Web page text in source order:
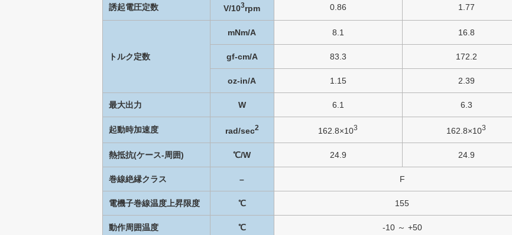
誘起電圧定数 V/103rpm 0.86 1.77
トルク定数
mNm/A 8.1 16.8
gf-cm/A 83.3 172.2
oz-in/A 1.15 2.39
最大出力 W 6.1 6.3
起動時加速度 rad/sec2 162.8×103 162.8×103
熱抵抗(ケース-周囲) ℃/W 24.9 24.9
巻線絶縁クラス – F
電機子巻線温度上昇限度 ℃ 155
動作周囲温度 ℃ -10 ～ +50